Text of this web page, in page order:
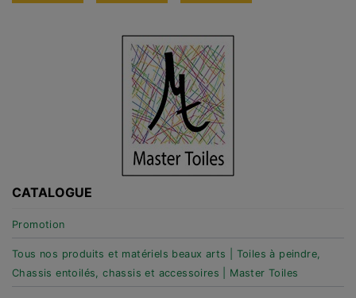
CATALOGUE
Promotion
Tous nos produits et matériels beaux arts | Toiles à peindre,
Chassis entoilés, chassis et accessoires | Master Toiles